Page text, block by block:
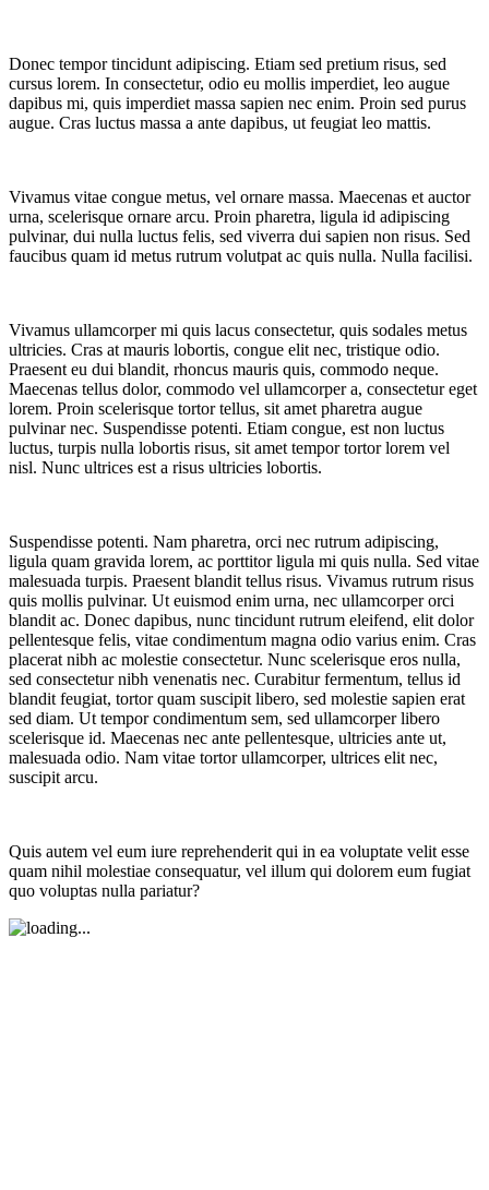
Donec tempor tincidunt adipiscing. Etiam sed pretium risus, sed
cursus lorem. In consectetur, odio eu mollis imperdiet, leo augue
dapibus mi, quis imperdiet massa sapien nec enim. Proin sed purus
augue. Cras luctus massa a ante dapibus, ut feugiat leo mattis.
Vivamus vitae congue metus, vel ornare massa. Maecenas et auctor
urna, scelerisque ornare arcu. Proin pharetra, ligula id adipiscing
pulvinar, dui nulla luctus felis, sed viverra dui sapien non risus. Sed
faucibus quam id metus rutrum volutpat ac quis nulla. Nulla facilisi.
Vivamus ullamcorper mi quis lacus consectetur, quis sodales metus
ultricies. Cras at mauris lobortis, congue elit nec, tristique odio.
Praesent eu dui blandit, rhoncus mauris quis, commodo neque.
Maecenas tellus dolor, commodo vel ullamcorper a, consectetur eget
lorem. Proin scelerisque tortor tellus, sit amet pharetra augue
pulvinar nec. Suspendisse potenti. Etiam congue, est non luctus
luctus, turpis nulla lobortis risus, sit amet tempor tortor lorem vel
nisl. Nunc ultrices est a risus ultricies lobortis.
Suspendisse potenti. Nam pharetra, orci nec rutrum adipiscing,
ligula quam gravida lorem, ac porttitor ligula mi quis nulla. Sed vitae
malesuada turpis. Praesent blandit tellus risus. Vivamus rutrum risus
quis mollis pulvinar. Ut euismod enim urna, nec ullamcorper orci
blandit ac. Donec dapibus, nunc tincidunt rutrum eleifend, elit dolor
pellentesque felis, vitae condimentum magna odio varius enim. Cras
placerat nibh ac molestie consectetur. Nunc scelerisque eros nulla,
sed consectetur nibh venenatis nec. Curabitur fermentum, tellus id
blandit feugiat, tortor quam suscipit libero, sed molestie sapien erat
sed diam. Ut tempor condimentum sem, sed ullamcorper libero
scelerisque id. Maecenas nec ante pellentesque, ultricies ante ut,
malesuada odio. Nam vitae tortor ullamcorper, ultrices elit nec,
suscipit arcu.
Quis autem vel eum iure reprehenderit qui in ea voluptate velit esse
quam nihil molestiae consequatur, vel illum qui dolorem eum fugiat
quo voluptas nulla pariatur?